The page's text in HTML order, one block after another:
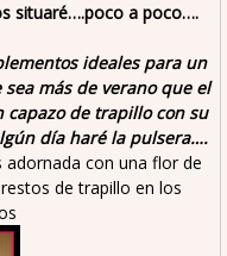
situaré….poco a poco….
ideales para un
más de verano que el
capazo de trapillo con su
día haré la pulsera….
adornada con una flor de
de trapillo en los